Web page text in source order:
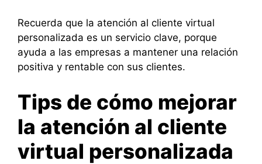
Recuerda que la atención al cliente virtual
personalizada es un servicio clave, porque
ayuda a las empresas a mantener una relación
positiva y rentable con sus clientes.
Tips de cómo mejorar
la atención al cliente
virtual personalizada